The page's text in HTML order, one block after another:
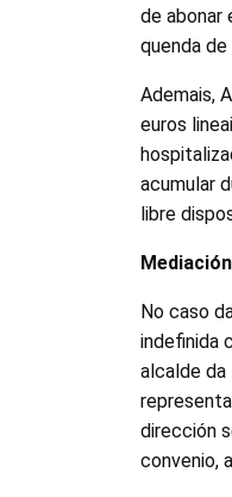
de abonar
quenda
Ademais,
euros
acumular
libre
No caso
indefinida
alcalde da
dirección
convenio,